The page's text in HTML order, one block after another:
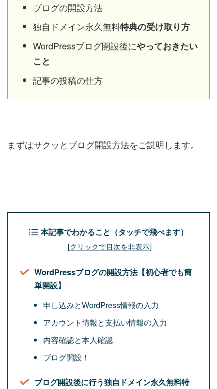
ブログの開設方法
独自ドメイン永久無料特典の受け取り方
WordPressブログ開設後にやっておきたい
こと
記事の投稿の仕方
まずはサクッとブログ開設方法をご説明します。
本記事でわかること（タッチで飛べます）
[クリックで目次を非表示]
WordPressブログの開設方法【初心者でも簡
単開設】
申し込みとWordPress情報の入力
アカウント情報と支払い情報の入力
内容確認と本人確認
ブログ開設！
ブログ開設後に行う独自ドメイン永久無料特